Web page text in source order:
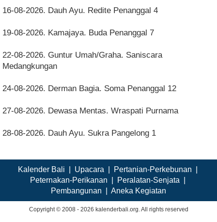
16-08-2026. Dauh Ayu. Redite Penanggal 4
19-08-2026. Kamajaya. Buda Penanggal 7
22-08-2026. Guntur Umah/Graha. Saniscara
Medangkungan
24-08-2026. Derman Bagia. Soma Penanggal 12
27-08-2026. Dewasa Mentas. Wraspati Purnama
28-08-2026. Dauh Ayu. Sukra Pangelong 1
Kalender Bali Upacara Pertanian-Perkebunan
Peternakan-Perikanan
Peralatan-Senjata
Pembangunan
Aneka Kegiatan
Copyright © 2008 - 2026 kalenderbali.org. All rights reserved